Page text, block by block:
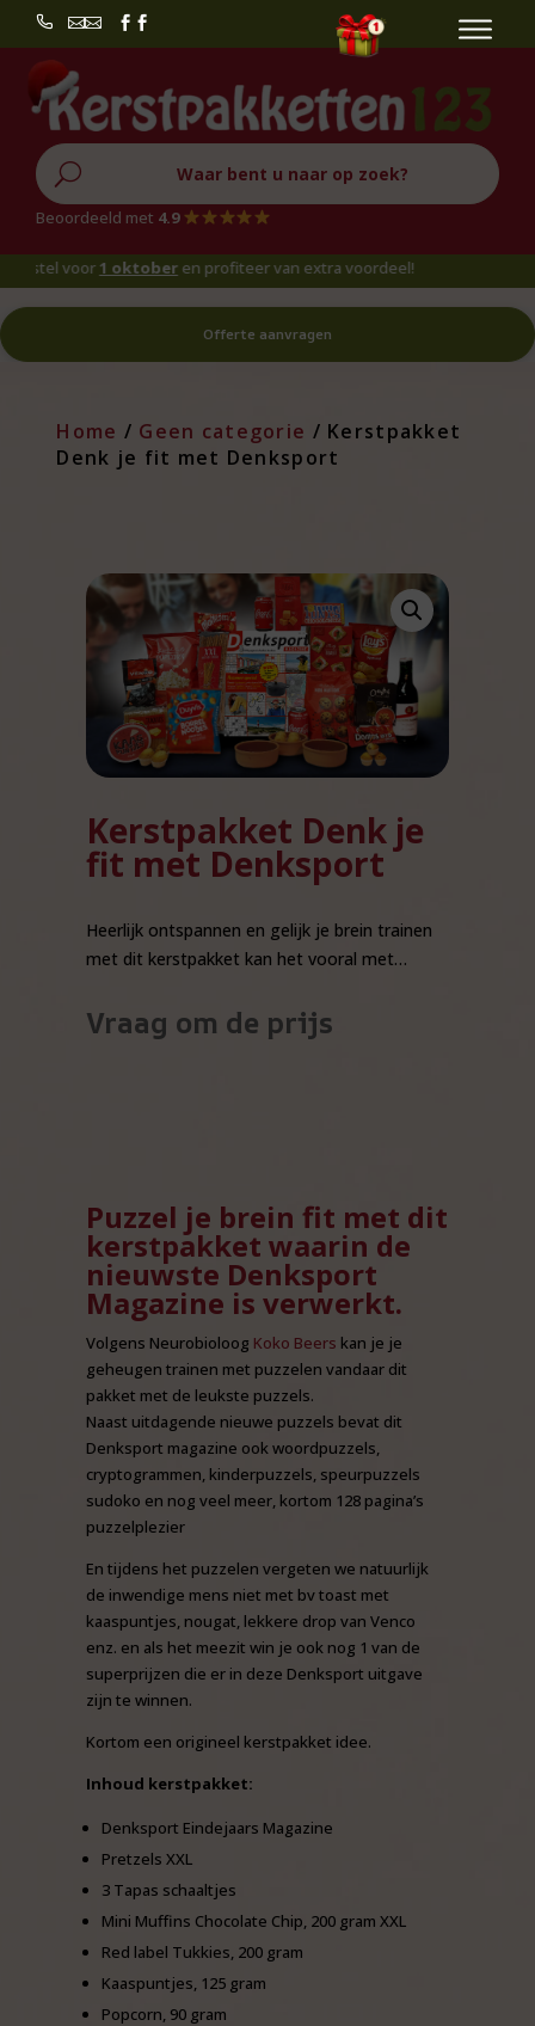
 
U
Beoordeeld met 4.9
voor1 oktoberen profiteer van extra voordeel!
Offerte aanvragen
Home / Geen categorie / Kerstpakket
Denk je fit met Denksport
Kerstpakket Denk je
fit met Denksport
Heerlijk ontspannen en gelijk je brein trainen
met dit kerstpakket kan het vooral met…
Vraag om de prijs
Puzzel je brein fit met dit
kerstpakket waarin de
nieuwste Denksport
Magazine is verwerkt.
Volgens Neurobioloog Koko Beers kan je je
geheugen trainen met puzzelen vandaar dit
pakket met de leukste puzzels.
Naast uitdagende nieuwe puzzels bevat dit
Denksport magazine ook woordpuzzels,
cryptogrammen, kinderpuzzels, speurpuzzels
sudoko en nog veel meer, kortom 128 pagina’s
puzzelplezier
En tijdens het puzzelen vergeten we natuurlijk
de inwendige mens niet met bv toast met
kaaspuntjes, nougat, lekkere drop van Venco
enz. en als het meezit win je ook nog 1 van de
superprijzen die er in deze Denksport uitgave
zijn te winnen.
Kortom een origineel kerstpakket idee.
Inhoud kerstpakket:
Denksport Eindejaars Magazine
Pretzels XXL
3 Tapas schaaltjes
Mini Muffins Chocolate Chip, 200 gram XXL
Red label Tukkies, 200 gram
Kaaspuntjes, 125 gram
Popcorn, 90 gram